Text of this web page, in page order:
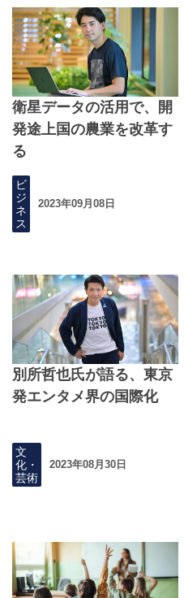
衛星データの活用で、開
発途上国の農業を改革す
る
ビ
ジ
ネ
ス
2023年09月08日
別所哲也氏が語る、東京
発エンタメ界の国際化
文
化・
芸術
2023年08月30日